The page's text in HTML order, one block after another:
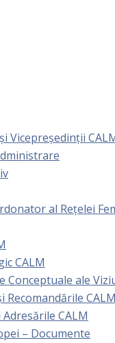
Vicepreședinții
al Rețelei
CALM
Conceptuale ale
Recomandările CALM
CALM
– Documente